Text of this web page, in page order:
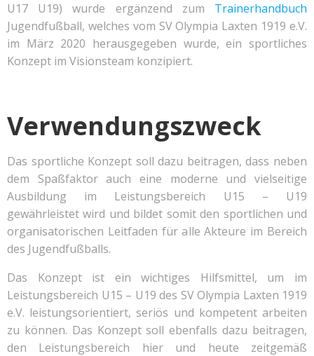
U17 U19) wurde ergänzend zum Trainerhandbuch
Jugendfußball, welches vom SV Olympia Laxten 1919 e.V.
im März 2020 herausgegeben wurde, ein sportliches
Konzept im Visionsteam konzipiert.
Verwendungszweck
Das sportliche Konzept soll dazu beitragen, dass neben
dem Spaßfaktor auch eine moderne und vielseitige
Ausbildung im Leistungsbereich U15 – U19
gewährleistet wird und bildet somit den sportlichen und
organisatorischen Leitfaden für alle Akteure im Bereich
des Jugendfußballs.
Das Konzept ist ein wichtiges Hilfsmittel, um im
Leistungsbereich U15 – U19 des SV Olympia Laxten 1919
e.V. leistungsorientiert, seriös und kompetent arbeiten
zu können. Das Konzept soll ebenfalls dazu beitragen,
den Leistungsbereich hier und heute zeitgemäß